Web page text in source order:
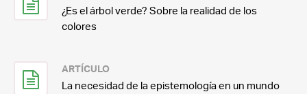
¿Es el árbol verde? Sobre la realidad de los
colores
ARTÍCULO
La necesidad de la epistemología en un mundo